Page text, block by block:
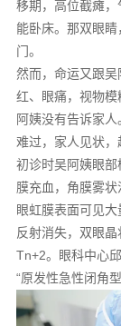
移期，高位截瘫
能卧床。那双眼
门。
然而，命运又跟
红、眼痛，视物
阿姨没有告诉家
难过，家人见状，
初诊时吴阿姨眼
膜充血，角膜雾
眼虹膜表面可见
反射消失，双眼
Tn+2。眼科中心
“原发性急性闭角